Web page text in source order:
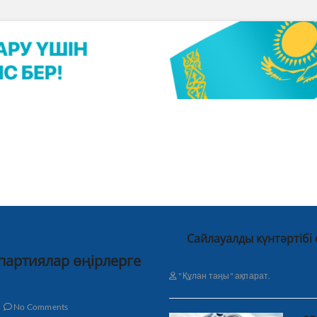
өңірлерге
No Comments
Сайлауалды
"Құлан таңы" ақпарат.